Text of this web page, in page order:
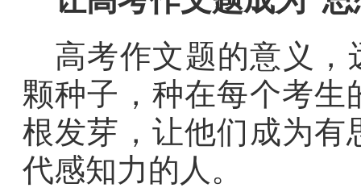
高考作文题的意义，
颗种子，种在每个考生
根发芽，让他们成为有
代感知力的人。